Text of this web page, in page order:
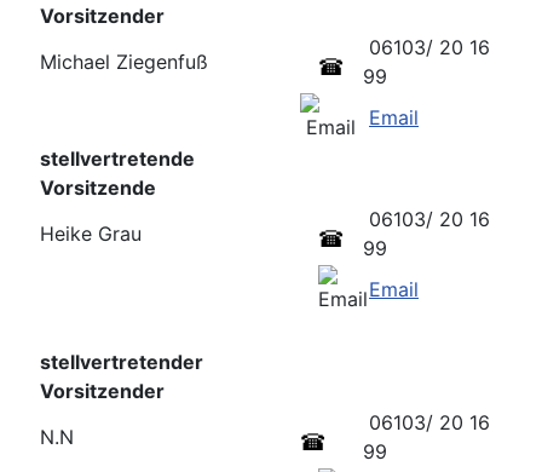
Vorsitzender
Michael Ziegenfuß
06103/ 20 16
99
Email
stellvertretende
Vorsitzende
Heike Grau
06103/ 20 16
99
Email
stellvertretender
Vorsitzender
N.N
06103/ 20 16
99